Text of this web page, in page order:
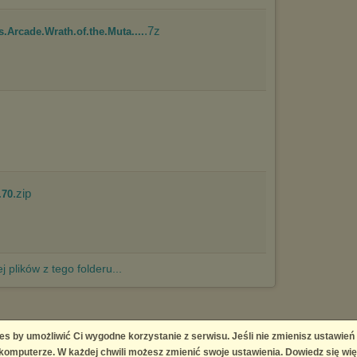
.7z
.zip
plików z tego folderu...
infringement
by umożliwić Ci wygodne korzystanie z serwisu. Jeśli nie zmienisz
W każdej chwili możesz zmienić swoje ustawienia. Dowiedz się